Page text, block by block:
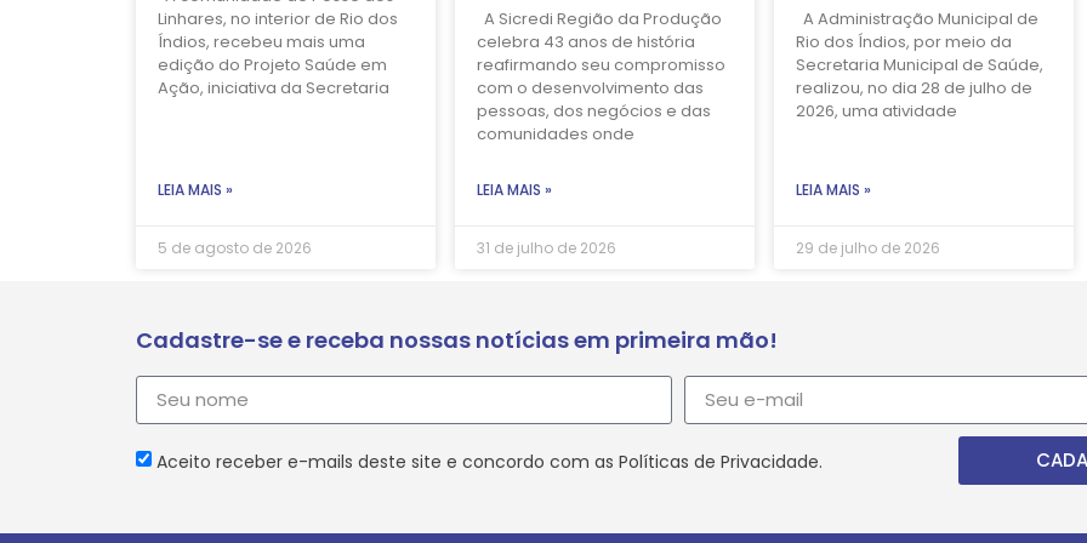
Linhares, no interior de Rio dos
Índios, recebeu mais uma
edição do Projeto Saúde em
Ação, iniciativa da Secretaria
LEIA MAIS »
5 de agosto de 2026
A Sicredi Região da Produção
celebra 43 anos de história
reafirmando seu compromisso
com o desenvolvimento das
pessoas, dos negócios e das
comunidades onde
LEIA MAIS »
31 de julho de 2026
A Administração Municipal de
Rio dos Índios, por meio da
Secretaria Municipal de Saúde,
realizou, no dia 28 de julho de
2026, uma atividade
LEIA MAIS »
29 de julho de 2026
Cadastre-se e receba nossas notícias em primeira mão!
Aceito receber e-mails deste site e concordo com as Políticas de Privacidade.